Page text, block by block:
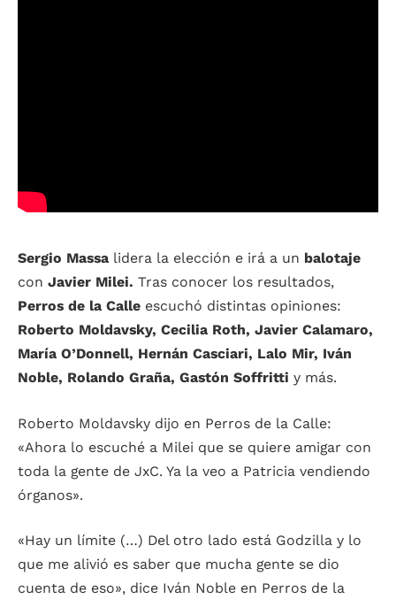
Sergio Massa lidera la elección e irá a un balotaje
con Javier Milei. Tras conocer los resultados,
Perros de la Calle escuchó distintas opiniones:
Roberto Moldavsky, Cecilia Roth, Javier Calamaro,
María O’Donnell, Hernán Casciari, Lalo Mir, Iván
Noble, Rolando Graña, Gastón Soffritti y más.
Roberto Moldavsky dijo en Perros de la Calle:
«Ahora lo escuché a Milei que se quiere amigar con
toda la gente de JxC. Ya la veo a Patricia vendiendo
órganos».
«Hay un límite (…) Del otro lado está Godzilla y lo
que me alivió es saber que mucha gente se dio
cuenta de eso», dice Iván Noble en Perros de la